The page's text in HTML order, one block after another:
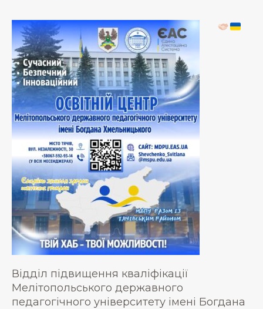
Відділ підвищення кваліфікації
Мелітопольського державного
педагогічного університету імені Богдана